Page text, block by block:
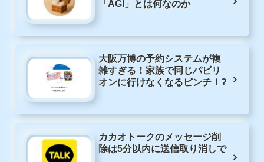
「AGI」とは何なのか
大阪万博の予約システムが複
雑すぎる！家族で同じパビリ
オンに行けなくなるピンチ！?
カカオトークのメッセージ削
除は5分以内に送信取り消しで